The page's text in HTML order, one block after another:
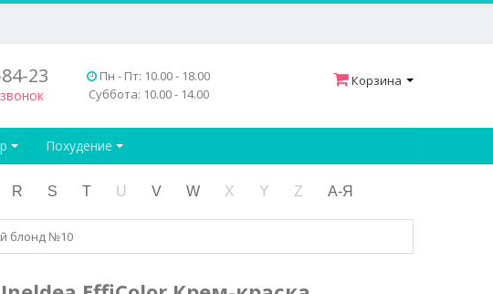
23
Пн - Пт: 10.00 - 18.00
Суббота: 10.00 - 14.00
Корзина
Похудение
R S T U V W X Y Z А-Я
блонд №10